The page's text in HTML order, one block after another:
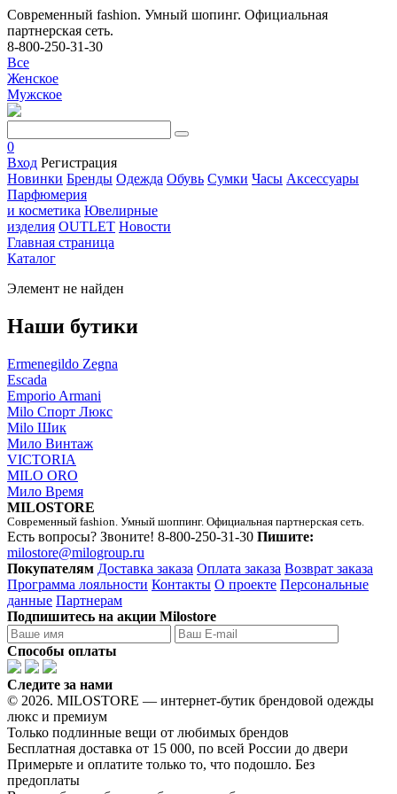
Современный fashion. Умный шопинг. Официальная
партнерская сеть.
8-800-250-31-30
Все
Женское
Мужское
0
Вход Регистрация
Новинки Бренды Одежда Обувь Сумки Часы Аксессуары
Парфюмерия
и косметика Ювелирные
изделия OUTLET Новости
Главная страница
Каталог
Элемент не найден
Наши бутики
Ermenegildo Zegna
Escada
Emporio Armani
Milo Спорт Люкс
Milo Шик
Мило Винтаж
VICTORIA
MILO ORO
Мило Время
MILOSTORE
Современный fashion. Умный шоппинг. Официальная партнерская сеть.
Есть вопросы? Звоните! 8-800-250-31-30 Пишите:
milostore@milogroup.ru
Покупателям Доставка заказа Оплата заказа Возврат заказа
Программа лояльности Контакты О проекте Персональные
данные Партнерам
Подпишитесь на акции Milostore
Способы оплаты
Следите за нами
© 2026. MILOSTORE — интернет-бутик брендовой одежды
люкс и премиум
Только подлинные вещи от любимых брендов
Бесплатная доставка от 15 000, по всей России до двери
Примерьте и оплатите только то, что подошло. Без
предоплаты